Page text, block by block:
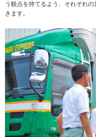
う観点を持てるよう、それぞれ
きます。